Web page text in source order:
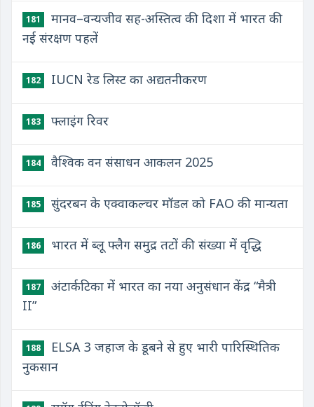
181
मानव–वन्यजीव सह-अस्तित्व की दिशा में भारत की
नई संरक्षण पहलें
182 IUCN रेड लिस्ट का अद्यतनीकरण
183 फ्लाइंग रिवर
184 वैश्विक वन संसाधन आकलन 2025
185 सुंदरबन के एक्वाकल्चर मॉडल को FAO की मान्यता
186 भारत में ब्लू फ्लैग समुद्र तटों की संख्या में वृद्धि
187
अंटार्कटिका में भारत का नया अनुसंधान केंद्र “मैत्री
II”
188
ELSA 3 जहाज के डूबने से हुए भारी पारिस्थितिक
नुकसान